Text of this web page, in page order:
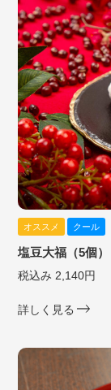
オススメ クール
塩豆大福（5個）
税込み 2,140円
詳しく見る